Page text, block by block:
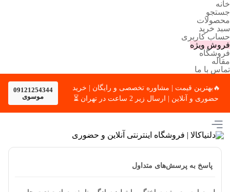
خانه
جستجو
محصولات
سبد خرید
حساب کاربری
فروش ویژه
فروشگاه
مقاله
تماس با ما
🔥بهترین قیمت | مشاوره تخصصی و رایگان | خرید
حضوری و آنلاین | ارسال زیر 2 ساعت در تهران ⏳
09121254344
موسوی
پاسخ به پرسش‌های متداول